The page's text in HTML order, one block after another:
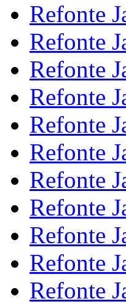
Refonte
Refonte
Refonte
Refonte
Refonte
Refonte
Refonte
Refonte
Refonte
Refonte
Refonte